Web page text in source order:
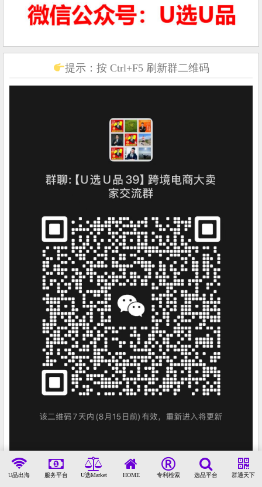
提示：按 Ctrl+F5 刷新群二维码
U品出海 服务平台 U选Market HOME 专利检索 选品平台 群通天下